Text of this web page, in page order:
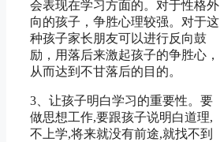
会表现在学习方面的。对于性格外
向的孩子，争胜心理较强。对于这
种孩子家长朋友可以进行反向鼓
励，用落后来激起孩子的争胜心，
从而达到不甘落后的目的。
3、让孩子明白学习的重要性。要
做思想工作,要跟孩子说明白道理,
不上学,将来就没有前途,就找不到